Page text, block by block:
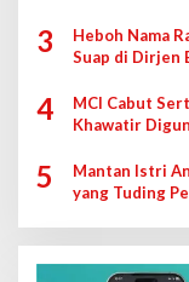
3
Heboh Nama
Suap di Dirjen
4
MCI Cabut
Khawatir
5
Mantan Istri
yang Tuding